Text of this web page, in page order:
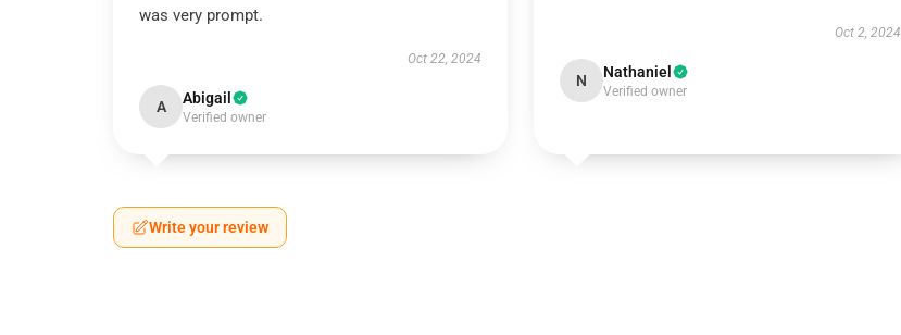
was very prompt.
Oct 22, 2024
A Abigail
Verified owner
Oct 2, 2024
N Nathaniel
Verified owner
Write your review